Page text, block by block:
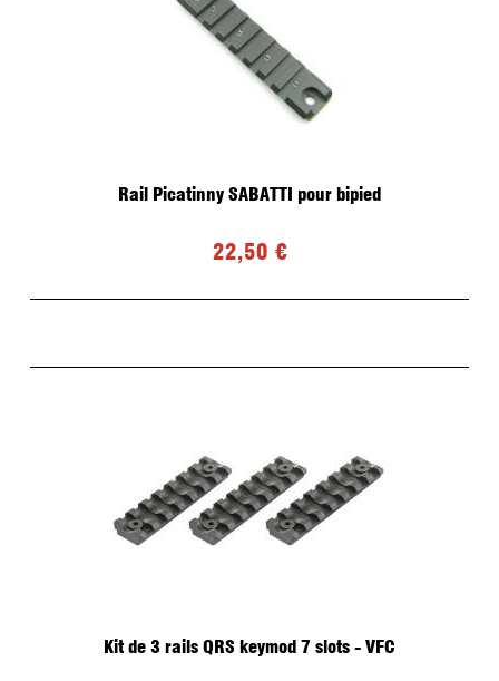
Rail Picatinny SABATTI pour bipied
22,50 €
Kit de 3 rails QRS keymod 7 slots - VFC